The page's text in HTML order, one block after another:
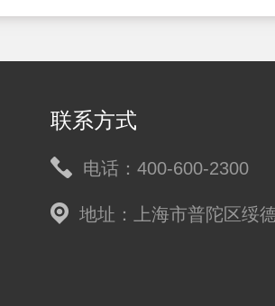
联系方式
电话：400-600-2300
地址：上海市普陀区绥